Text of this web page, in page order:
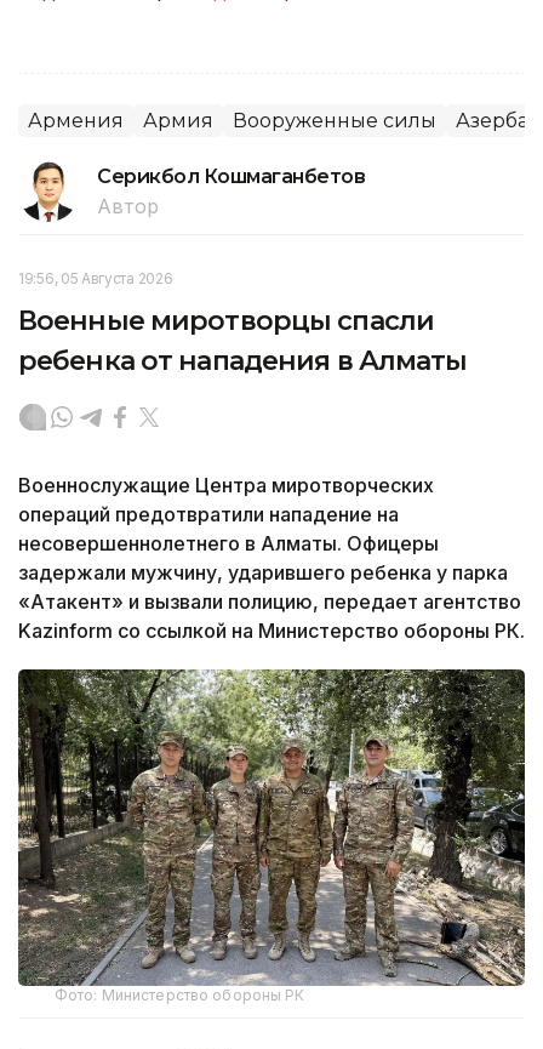
Армения Армия Вооруженные силы
Серикбол Кошмаганбетов
Автор
19:56, 05 Августа 2026
Военные миротворцы спасли
ребенка от нападения в Алматы
Военнослужащие Центра миротворческих
операций предотвратили нападение на
несовершеннолетнего в Алматы. Офицеры
задержали мужчину, ударившего ребенка у парка
«Атакент» и вызвали полицию, передает агентство
Kazinform со ссылкой на Министерство обороны РК.
Фото: Министерство обороны РК